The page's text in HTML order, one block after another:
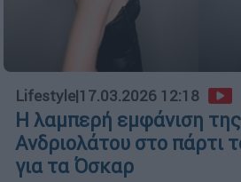
Lifestyle|17.03.2026 12:18
Η λαμπερή εμφάνιση
Ανδριολάτου στο πάρτι
για τα Όσκαρ